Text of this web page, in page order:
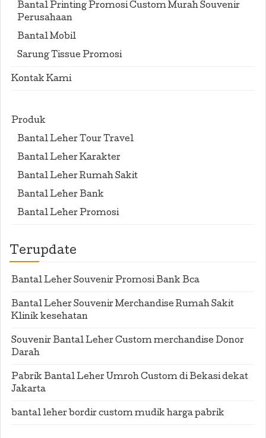
Bantal Printing Promosi Custom Murah Souvenir
Perusahaan
Bantal Mobil
Sarung Tissue Promosi
Kontak Kami
Produk
Bantal Leher Tour Travel
Bantal Leher Karakter
Bantal Leher Rumah Sakit
Bantal Leher Bank
Bantal Leher Promosi
Terupdate
Bantal Leher Souvenir Promosi Bank Bca
Bantal Leher Souvenir Merchandise Rumah Sakit
Klinik kesehatan
Souvenir Bantal Leher Custom merchandise Donor
Darah
Pabrik Bantal Leher Umroh Custom di Bekasi dekat
Jakarta
bantal leher bordir custom mudik harga pabrik